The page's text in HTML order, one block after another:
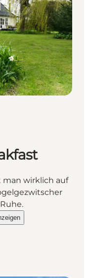
man wirklich auf
& Breakfast on_map